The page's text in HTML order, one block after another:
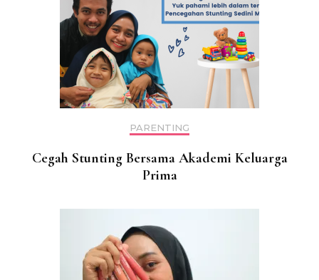
PARENTING
Cegah Stunting Bersama Akademi Keluarga
Prima